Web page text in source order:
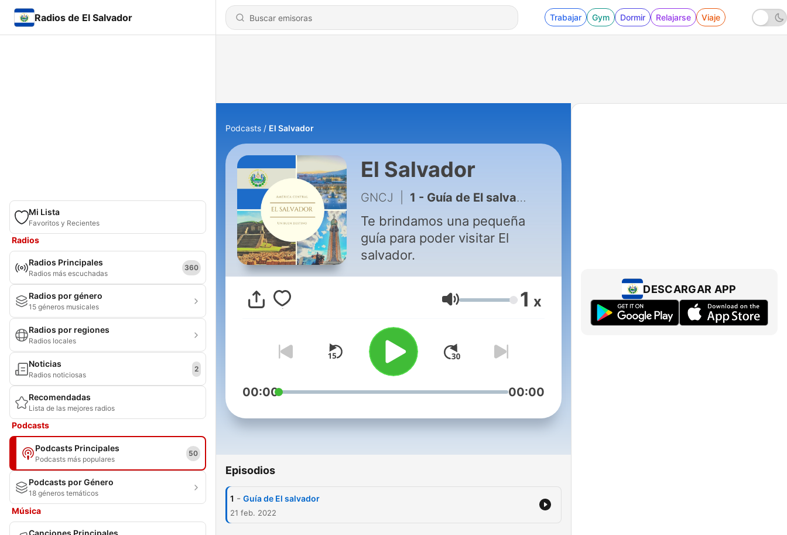
Radios de El Salvador Trabajar Gym Dormir Relajarse Viaje
Mi Lista
Favoritos y Recientes
Radios
Radios Principales
Radios más escuchadas
360
Radios por género
15 géneros musicales
Radios por regiones
Radios locales
Noticias
Radios noticiosas
2
Recomendadas
Lista de las mejores radios
Podcasts
Podcasts Principales
Podcasts más populares
50
Podcasts por Género
18 géneros temáticos
Música
Canciones Principales
Podcasts El Salvador
El Salvador
GNCJ 1 - Guía de El salvador
Te brindamos una pequeña
guía para poder visitar El
salvador.
Volumen 1 x
00:00 00:00
Episodios
1 - Guía de El salvador
21 feb. 2022
DESCARGAR APP